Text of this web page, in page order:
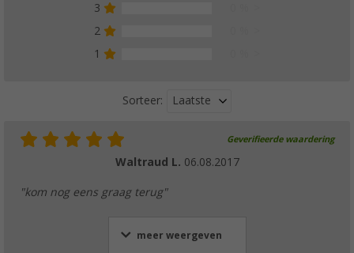
3
2
1
Sorteer: Laatste
Geverifieerde waardering
Waltraud L. 06.08.2017
"kom nog eens graag terug"
meer weergeven